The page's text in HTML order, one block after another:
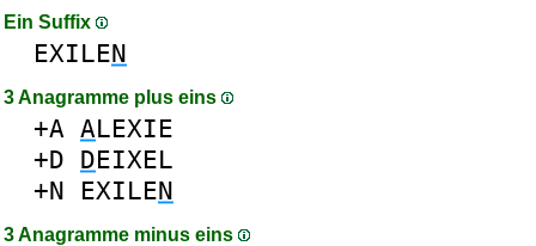
Ein Suffix
EXILEN
3 Anagramme plus eins
+A ALEXIE
+D DEIXEL
+N EXILEN
3 Anagramme minus eins